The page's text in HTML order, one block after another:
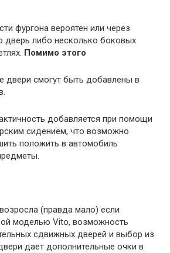
фургона вероятен или через
либо несколько боковых
Помимо этого
двери смогут быть добавлены в
добавляется при помощи
сидением, что возможно
положить в автомобиль
(правда мало) если
моделью Vito, возможность
сдвижных дверей и выбор из
дает дополнительные очки в